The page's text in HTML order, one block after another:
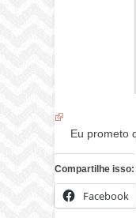
Eu prometo
Compartilhe isso:
Facebook